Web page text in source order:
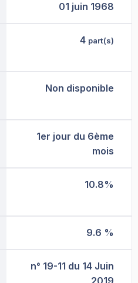
01 juin 1968
4 part(s)
Non disponible
1er jour du 6ème
mois
10.8%
9.6 %
n° 19-11 du 14 Juin
2019